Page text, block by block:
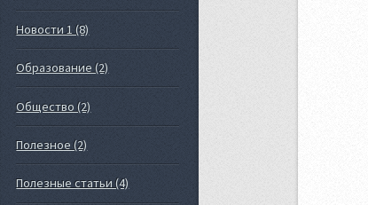
Новости 1 (8)
Образование (2)
Общество (2)
Полезное (2)
Полезные статьи (4)